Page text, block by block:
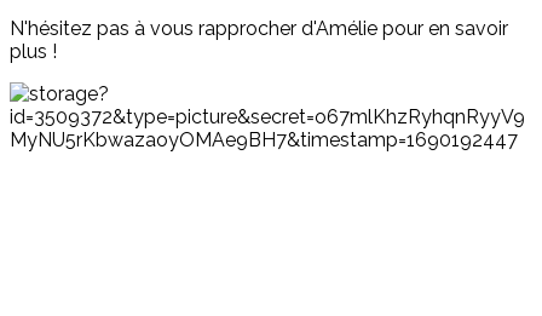
N'hésitez pas à vous rapprocher d'Amélie pour en savoir
plus !